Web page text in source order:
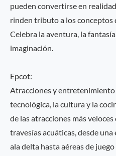
pueden convertirse en
rinden tributo a los conceptos
Celebra la aventura, la
imaginación.
Epcot:
Atracciones y
tecnológica, la cultura y la
de las atracciones más
travesías acuáticas, desde
ala delta hasta aéreas de